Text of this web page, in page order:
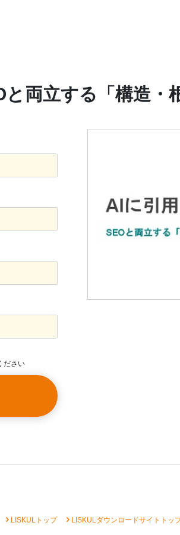
両立する「構造・
ださい
chevron_rightLISKULトップ chevron_rightLISKULダウンロードサイトトッ